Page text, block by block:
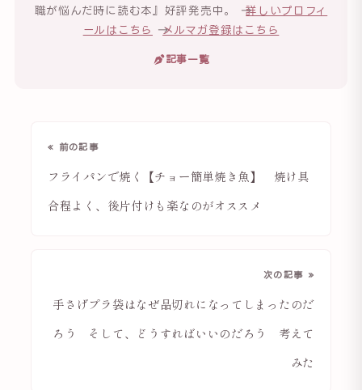
職が悩んだ時に読む本』好評発売中。 →詳しいプロフィ
ールはこちら
→メルマガ登録はこちら
記事一覧
« 前の記事
フライパンで焼く【チョー簡単焼き魚】 焼け具
合程よく、後片付けも楽なのがオススメ
次の記事 »
手さげプラ袋はなぜ品切れになってしまったのだ
ろう そして、どうすればいいのだろう 考えて
みた